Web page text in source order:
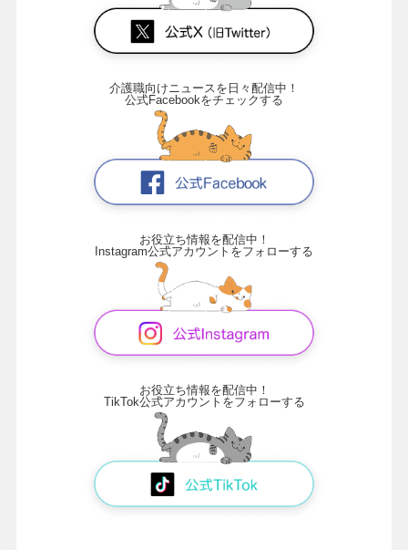
介護職向けニュースを日々配信中！
公式Facebookをチェックする
お役立ち情報を配信中！
Instagram公式アカウントをフォローする
お役立ち情報を配信中！
TikTok公式アカウントをフォローする